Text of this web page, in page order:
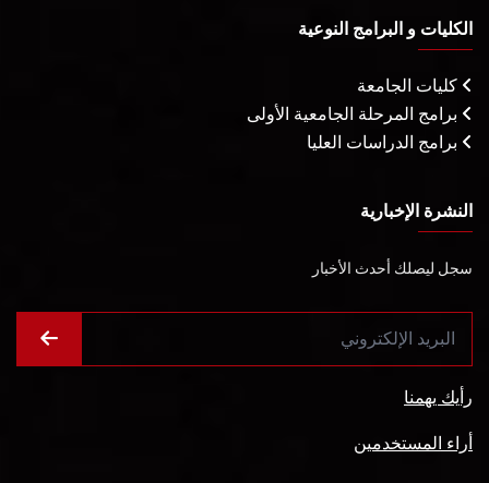
الكليات و البرامج النوعية
كليات الجامعة
برامج المرحلة الجامعية الأولى
برامج الدراسات العليا
النشرة الإخبارية
سجل ليصلك أحدث الأخبار
رأيك يهمنا
أراء المستخدمين